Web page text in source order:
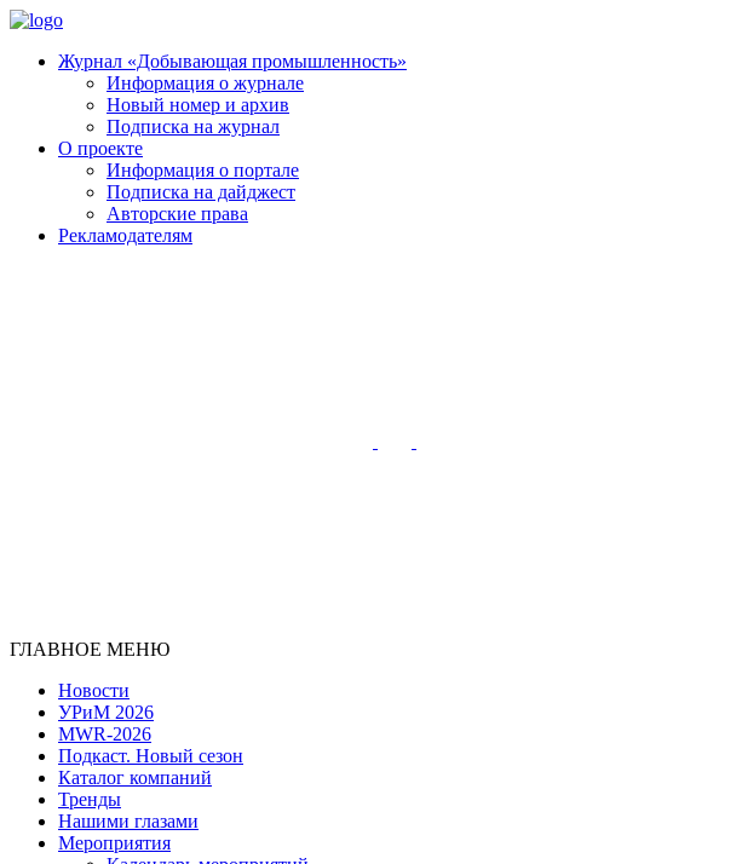
Журнал «Добывающая промышленность»
Информация о журнале
Новый номер и архив
Подписка на журнал
О проекте
Информация о портале
Подписка на дайджест
Авторские права
Рекламодателям
ГЛАВНОЕ МЕНЮ
Новости
УРиМ 2026
MWR-2026
Подкаст. Новый сезон
Каталог компаний
Тренды
Нашими глазами
Мероприятия